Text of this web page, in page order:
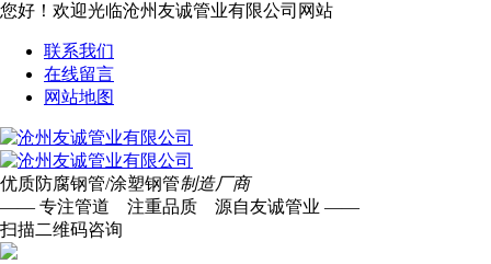
您好！欢迎光临沧州友诚管业有限公司网站
联系我们
在线留言
网站地图
优质防腐钢管/涂塑钢管制造厂商
—— 专注管道 注重品质 源自友诚管业 ——
扫描二维码咨询